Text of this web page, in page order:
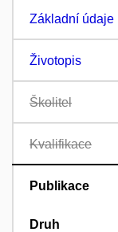
Základní údaje
Životopis
Školitel
Kvalifikace
Publikace
Druh